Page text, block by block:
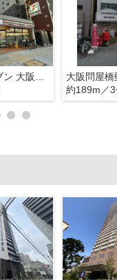
大阪問屋橋
約189m／